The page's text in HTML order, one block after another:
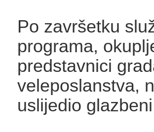
Po završetku
programa,
predstavnici
veleposlanstva,
uslijedio